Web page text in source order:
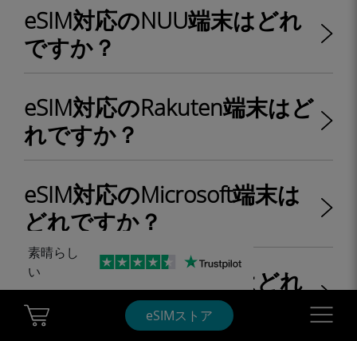
eSIMストア
eSIM対応のNUU端末はどれ
ですか？
eSIM対応のRakuten端末はど
れですか？
eSIM対応のMicrosoft端末は
どれですか？
eSIM対応のVAIO端末はどれ
ですか？
素晴らし
い